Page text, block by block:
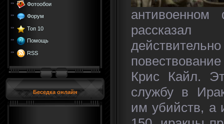
Фотообои
Форум
Топ 10
Помощь
RSS
Беседка онлайн
Крис Кайл.
службу в
им убийств, а